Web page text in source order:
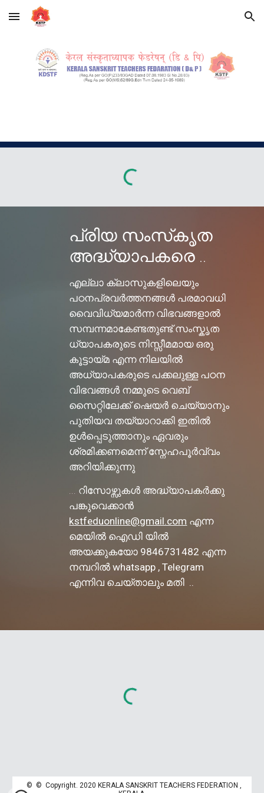
Skip to main content Skip to navigation
പ്രിയ സംസ്‌കൃത
അദ്ധ്യാപകരെ ..
എല്ലാ ക്ലാസുകളിലെയും
പഠനപ്രവർത്തനങ്ങൾ പരമാവധി
വൈവിധ്യമാർന്ന വിഭവങ്ങളാൽ
സമ്പന്നമാകേണ്ടതുണ്ട്.സംസ്കൃത
ധ്യാപകരുടെ നിസ്സീമമായ ഒരു
കൂട്ടായ്മ എന്ന നിലയിൽ
അധ്യാപകരുടെ പക്കലുള്ള പഠന
വിഭവങ്ങൾ നമ്മുടെ വെബ്
സൈറ്റിലേക്ക് ഷെയർ ചെയ്യാനും
പുതിയവ തയ്യാറാക്കി ഇതിൽ
ഉൾപ്പെടുത്താനും ഏവരും
ശ്രമിക്കണമെന്ന് സ്നേഹപൂർവ്വം
അറിയിക്കുന്നു
... റിസോഴ്സുകൾ അദ്ധ്യാപകർക്കു
പങ്കുവെക്കാൻ
kstfeduonline@gmail.com എന്ന
മെയിൽ ഐഡി യിൽ
അയക്കുകയോ 9846731482 എന്ന
നമ്പറിൽ whatsapp , Telegram
എന്നിവ ചെയ്താലും മതി ..
© © Copyright. 2020 KERALA SANSKRIT TEACHERS FEDERATION ,